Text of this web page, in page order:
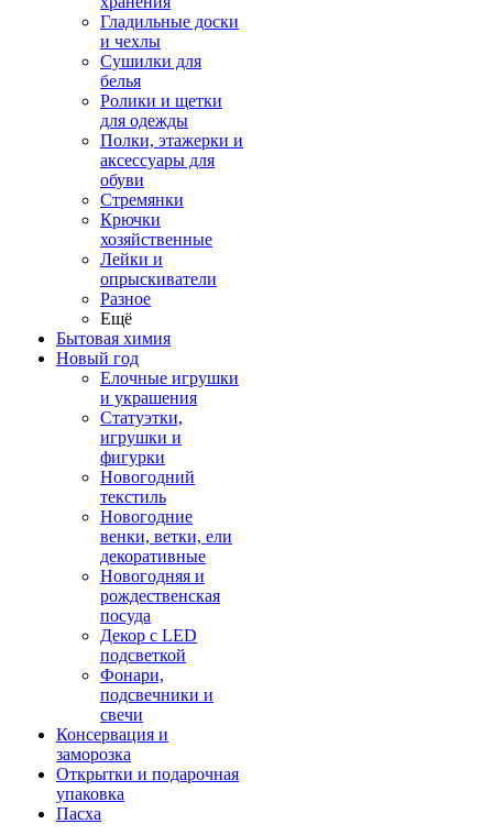
Гладильные доски
и чехлы
Сушилки для
белья
Ролики и щетки
для одежды
Полки, этажерки и
аксессуары для
обуви
Стремянки
Крючки
хозяйственные
Лейки и
опрыскиватели
Разное
Ещё
Бытовая химия
Новый год
Елочные игрушки
и украшения
Статуэтки,
игрушки и
фигурки
Новогодний
текстиль
Новогодние
венки, ветки, ели
декоративные
Новогодняя и
рождественская
посуда
Декор с LED
подсветкой
Фонари,
подсвечники и
свечи
Консервация и
заморозка
Открытки и подарочная
упаковка
Пасха